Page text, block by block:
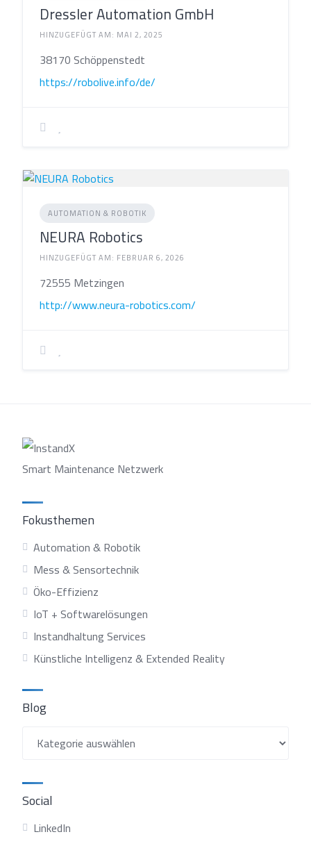
Dressler Automation GmbH
HINZUGEFÜGT AM: MAI 2, 2025
38170 Schöppenstedt
https://robolive.info/de/
AUTOMATION & ROBOTIK
NEURA Robotics
HINZUGEFÜGT AM: FEBRUAR 6, 2026
72555 Metzingen
http://www.neura-robotics.com/
Smart Maintenance Netzwerk
Fokusthemen
Automation & Robotik
Mess & Sensortechnik
Öko-Effizienz
IoT + Softwarelösungen
Instandhaltung Services
Künstliche Intelligenz & Extended Reality
Blog
Blog
Social
LinkedIn